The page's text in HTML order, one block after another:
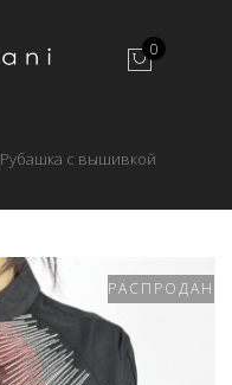
0
Рубашка с вышивкой
РАСПРОДАНО